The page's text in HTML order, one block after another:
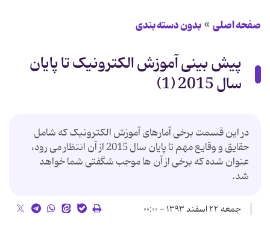
صفحه اصلی بدون دسته بندی
پیش بینی آموزش الکترونیک تا پایان
سال 2015 (1)
در این قسمت برخی آمارهای آموزش الکترونیک که شامل
حقایق و وقایع مهم تا پایان سال 2015 از آن انتظار می رود،
عنوان شده که برخی از آن ها موجب شگفتی شما خواهد
شد.
جمعه ۲۲ اسفند ۱۳۹۳ - ۰۰:۰۰